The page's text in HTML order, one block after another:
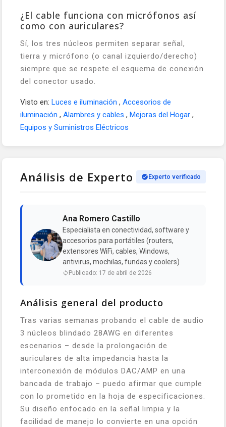
¿El cable funciona con micrófonos así
como con auriculares?
Sí, los tres núcleos permiten separar señal,
tierra y micrófono (o canal izquierdo/derecho)
siempre que se respete el esquema de conexión
del conector usado.
Visto en: Luces e iluminación , Accesorios de
iluminación , Alambres y cables , Mejoras del Hogar ,
Equipos y Suministros Eléctricos
Análisis de Experto Experto verificado
Ana Romero Castillo
Especialista en conectividad, software y
accesorios para portátiles (routers,
extensores WiFi, cables, Windows,
antivirus, mochilas, fundas y coolers)
Publicado: 17 de abril de 2026
Análisis general del producto
Tras varias semanas probando el cable de audio
3 núcleos blindado 28AWG en diferentes
escenarios – desde la prolongación de
auriculares de alta impedancia hasta la
interconexión de módulos DAC/AMP en una
bancada de trabajo – puedo afirmar que cumple
con lo prometido en la hoja de especificaciones.
Su diseño enfocado en la señal limpia y la
facilidad de manejo lo convierte en una opción